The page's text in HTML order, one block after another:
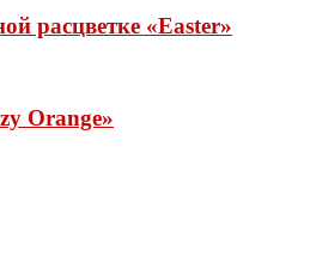
расцветке «Easter»
Orange»